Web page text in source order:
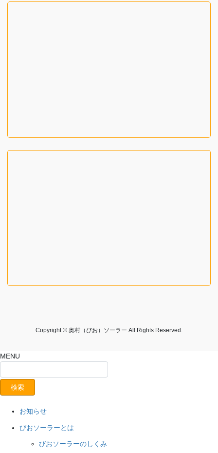
Copyright © 奥村（びお）ソーラー All Rights Reserved.
MENU
お知らせ
びおソーラーとは
びおソーラーのしくみ